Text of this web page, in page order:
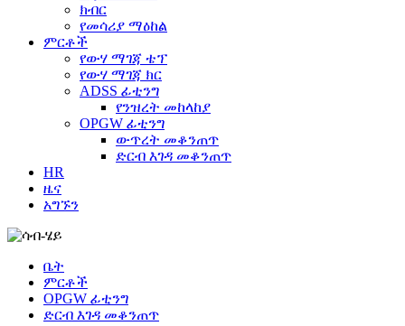
ክብር
የመሳሪያ ማዕከል
ምርቶች
የውሃ ማገጃ ቴፕ
የውሃ ማገጃ ክር
ADSS ፊቲንግ
የንዝረት መከላከያ
OPGW ፊቲንግ
ውጥረት መቆንጠጥ
ድርብ እገዳ መቆንጠጥ
HR
ዜና
አግኙን
ቤት
ምርቶች
OPGW ፊቲንግ
ድርብ እገዳ መቆንጠጥ